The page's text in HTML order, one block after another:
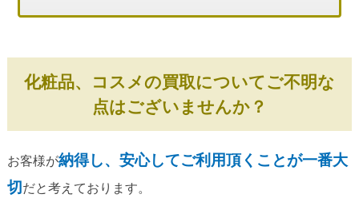
化粧品、コスメの買取についてご不明な
点はございませんか？
お客様が納得し、安心してご利用頂くことが一番大
切だと考えております。